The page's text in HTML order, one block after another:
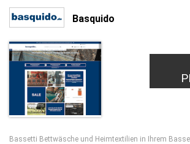
Basquido
Bassetti Bettwäsche und Heimtextilien in Ihrem